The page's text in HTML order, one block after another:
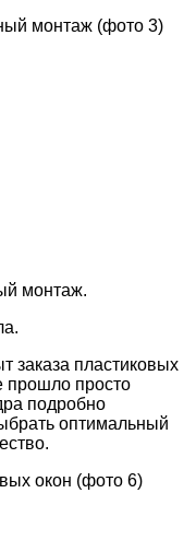
монтаж.
заказа пластиковых
прошло просто
подробно
оптимальный